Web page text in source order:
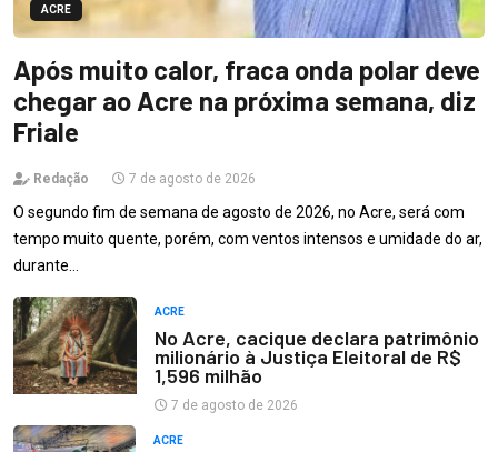
ACRE
Após muito calor, fraca onda polar deve
chegar ao Acre na próxima semana, diz
Friale
Redação 7 de agosto de 2026
O segundo fim de semana de agosto de 2026, no Acre, será com
tempo muito quente, porém, com ventos intensos e umidade do ar,
durante…
ACRE
No Acre, cacique declara patrimônio
milionário à Justiça Eleitoral de R$
1,596 milhão
7 de agosto de 2026
ACRE